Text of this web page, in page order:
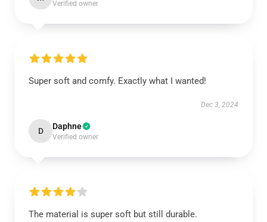
Verified owner
Super soft and comfy. Exactly what I wanted!
Dec 3, 2024
D Daphne
Verified owner
The material is super soft but still durable.